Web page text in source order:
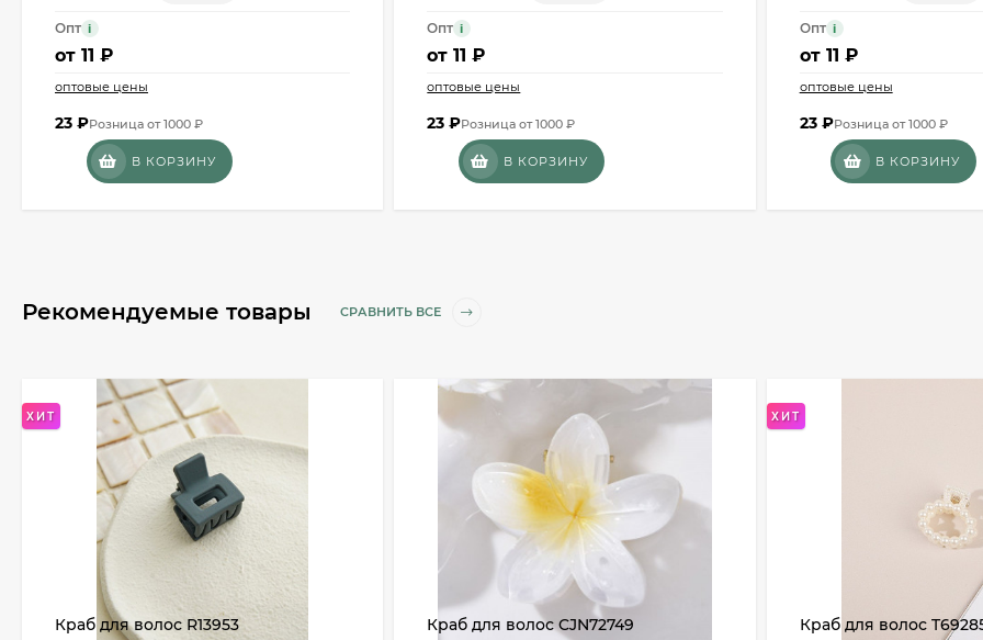
Опт i
от 11 ₽
оптовые цены
23 ₽Розница от 1000 ₽
В КОРЗИНУ
Опт i
от11 ₽
оптовые цены
23₽Розница от 1000 ₽
В КОРЗИНУ
Опт i
от 11 ₽
оптовые цены
23 ₽Розница от 1000 ₽
В КОРЗИНУ
Рекомендуемые товары СРАВНИТЬ ВСЕ
ХИТ
Краб для волос R13953 Краб для волос CJN72749
ХИТ
Краб для волос